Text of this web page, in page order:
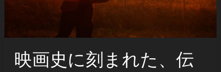
映画史に刻まれた、伝